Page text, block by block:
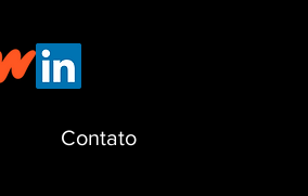
Contato